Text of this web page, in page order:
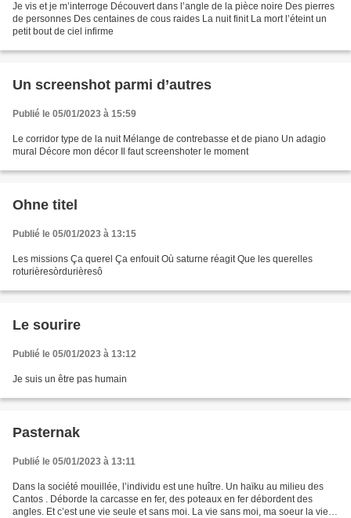
Je vis et je m’interroge Découvert dans l’angle de la pièce noire Des pierres
de personnes Des centaines de cous raides La nuit finit La mort l’éteint un
petit bout de ciel infirme
Un screenshot parmi d’autres
Publié le 05/01/2023 à 15:59
Le corridor type de la nuit Mélange de contrebasse et de piano Un adagio
mural Décore mon décor Il faut screenshoter le moment
Ohne titel
Publié le 05/01/2023 à 13:15
Les missions Ça querel Ça enfouit Où saturne réagit Que les querelles
roturièresòrdurièresô
Le sourire
Publié le 05/01/2023 à 13:12
Je suis un être pas humain
Pasternak
Publié le 05/01/2023 à 13:11
Dans la société mouillée, l’individu est une huître. Un haïku au milieu des
Cantos . Déborde la carcasse en fer, des poteaux en fer débordent des
angles. Et c’est une vie seule et sans moi. La vie sans moi, ma soeur la vie,